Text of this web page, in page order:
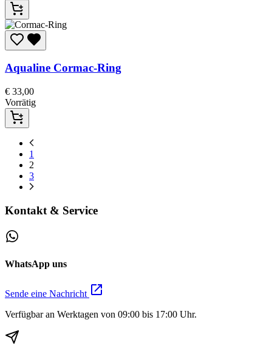
Aqualine Cormac-Ring
€ 33,00
Vorrätig
1
2
3
Kontakt & Service
WhatsApp uns
Sende eine Nachricht
Verfügbar an Werktagen von 09:00 bis 17:00 Uhr.